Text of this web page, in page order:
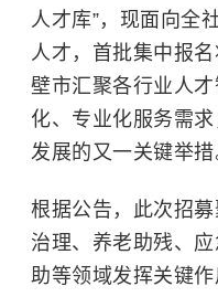
人才库”，现面向全
人才，首批集中报
壁市汇聚各行业人
化、专业化服务需
发展的又一关键举措
根据公告，此次招
治理、养老助残、
助等领域发挥关键